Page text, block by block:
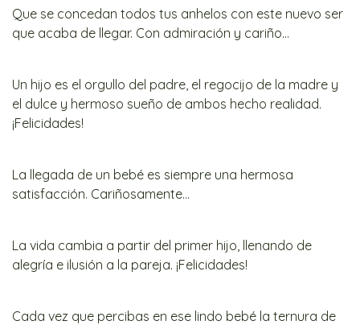
Que se concedan todos tus anhelos con este nuevo ser
que acaba de llegar. Con admiración y cariño...
Un hijo es el orgullo del padre, el regocijo de la madre y
el dulce y hermoso sueño de ambos hecho realidad.
¡Felicidades!
La llegada de un bebé es siempre una hermosa
satisfacción. Cariñosamente...
La vida cambia a partir del primer hijo, llenando de
alegría e ilusión a la pareja. ¡Felicidades!
Cada vez que percibas en ese lindo bebé la ternura de